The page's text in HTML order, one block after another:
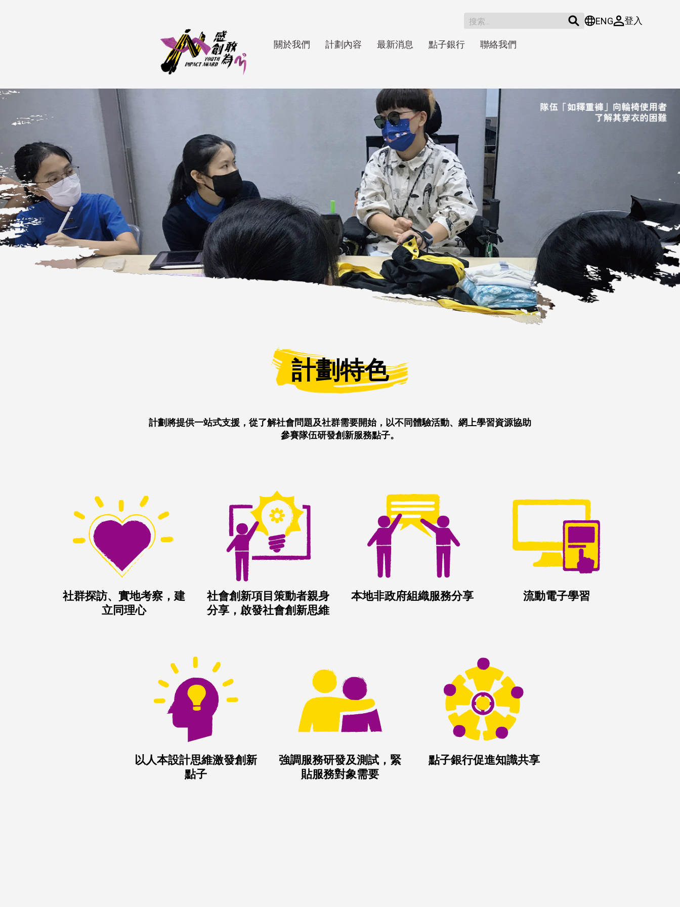
ENG 登入
關於我們 計劃內容 最新消息 點子銀行 聯絡我們
計劃特色
計劃將提供一站式支援，從了解社會問題及社群需要開始，以不同體驗活動、網上學習資源協助
參賽隊伍研發創新服務點子。
社群探訪、實地考察，建
立同理心
社會創新項目策動者親身
分享，啟發社會創新思維
本地非政府組織服務分享 流動電子學習
以人本設計思維激發創新
點子
強調服務研發及測試，緊
貼服務對象需要
點子銀行促進知識共享